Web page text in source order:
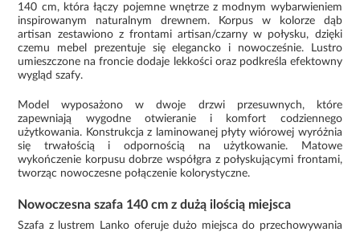
140 cm, która łączy pojemne wnętrze z modnym wybarwieniem
inspirowanym naturalnym drewnem. Korpus w kolorze dąb
artisan zestawiono z frontami artisan/czarny w połysku, dzięki
czemu mebel prezentuje się elegancko i nowocześnie. Lustro
umieszczone na froncie dodaje lekkości oraz podkreśla efektowny
wygląd szafy.
Model wyposażono w dwoje drzwi przesuwnych, które
zapewniają wygodne otwieranie i komfort codziennego
użytkowania. Konstrukcja z laminowanej płyty wiórowej wyróżnia
się trwałością i odpornością na użytkowanie. Matowe
wykończenie korpusu dobrze współgra z połyskującymi frontami,
tworząc nowoczesne połączenie kolorystyczne.
Nowoczesna szafa 140 cm z dużą ilością miejsca
Szafa z lustrem Lanko oferuje dużo miejsca do przechowywania